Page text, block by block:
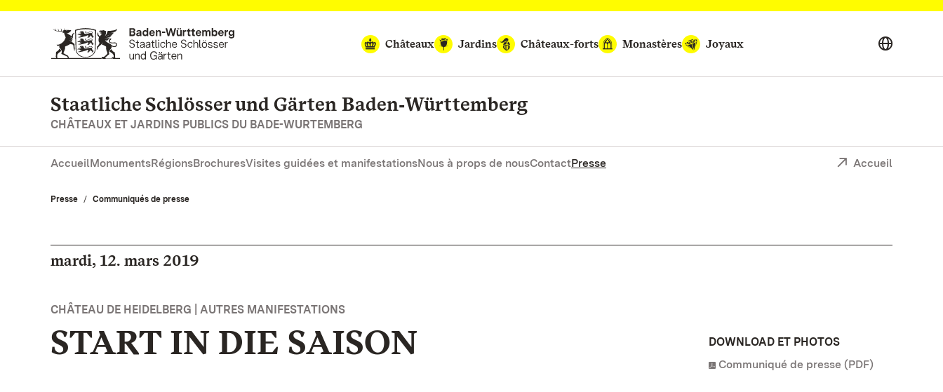
Vers la page d’accueil
Châteaux
Jardins Châteaux-forts Monastères Joyaux
Staatliche Schlösser und Gärten Baden‑Württemberg
CHÂTEAUX ET JARDINS PUBLICS DU BADE-WURTEMBERG
AccueilMonumentsRégionsBrochuresVisites guidées et manifestationsNous à props de nousContactPresse Accueil
Presse Communiqués de presse
mardi, 12. mars 2019
CHÂTEAU DE HEIDELBERG | AUTRES MANIFESTATIONS
START IN DIE SAISON
DOWNLOAD ET PHOTOS
Communiqué de presse (PDF)